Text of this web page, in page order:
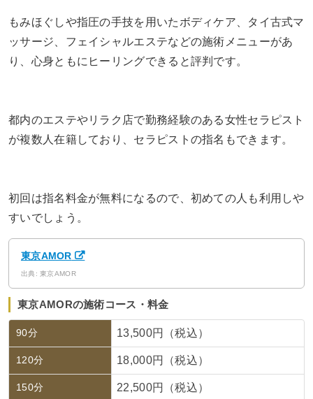
もみほぐしや指圧の手技を用いたボディケア、タイ古式マ
ッサージ、フェイシャルエステなどの施術メニューがあ
り、心身ともにヒーリングできると評判です。
都内のエステやリラク店で勤務経験のある女性セラピスト
が複数人在籍しており、セラピストの指名もできます。
初回は指名料金が無料になるので、初めての人も利用しや
すいでしょう。
東京AMOR
出典: 東京AMOR
東京AMORの施術コース・料金
90分 13,500円（税込）
120分 18,000円（税込）
150分 22,500円（税込）